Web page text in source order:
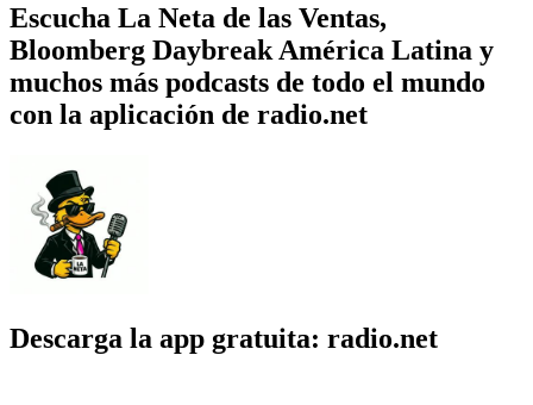
Escucha La Neta de las Ventas,
Bloomberg Daybreak América Latina y
muchos más podcasts de todo el mundo
con la aplicación de radio.net
Descarga la app gratuita: radio.net